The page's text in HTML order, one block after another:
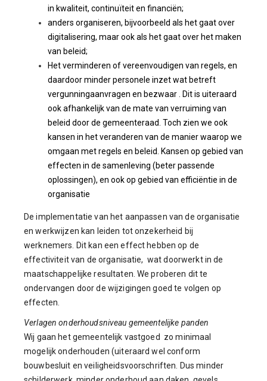
in kwaliteit, continuïteit en financiën;
anders organiseren, bijvoorbeeld als het gaat over
digitalisering, maar ook als het gaat over het maken
van beleid;
Het verminderen of vereenvoudigen van regels, en
daardoor minder personele inzet wat betreft
vergunningaanvragen en bezwaar . Dit is uiteraard
ook afhankelijk van de mate van verruiming van
beleid door de gemeenteraad. Toch zien we ook
kansen in het veranderen van de manier waarop we
omgaan met regels en beleid. Kansen op gebied van
effecten in de samenleving (beter passende
oplossingen), en ook op gebied van efficiëntie in de
organisatie
De implementatie van het aanpassen van de organisatie
en werkwijzen kan leiden tot onzekerheid bij
werknemers. Dit kan een effect hebben op de
effectiviteit van de organisatie, wat doorwerkt in de
maatschappelijke resultaten. We proberen dit te
ondervangen door de wijzigingen goed te volgen op
effecten.
Verlagen onderhoudsniveau gemeentelijke panden
Wij gaan het gemeentelijk vastgoed zo minimaal
mogelijk onderhouden (uiteraard wel conform
bouwbesluit en veiligheidsvoorschriften. Dus minder